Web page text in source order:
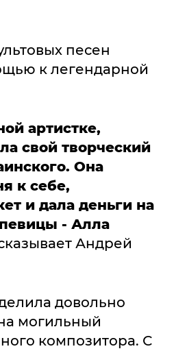
песен
к легендарной
артистке,
свой творческий
Она
к себе,
и дала деньги на
- Алла
Андрей
довольно
могильный
композитора. С